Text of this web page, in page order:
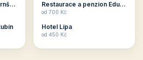
Šikland u Zvole nad Pernštejnem
ob...
Restaurace a penzion Eduard
od 700 Kč
Hotel Lípa
od 450 Kč